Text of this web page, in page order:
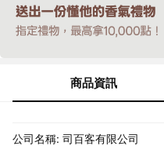
商品資訊
公司名稱: 司百客有限公司